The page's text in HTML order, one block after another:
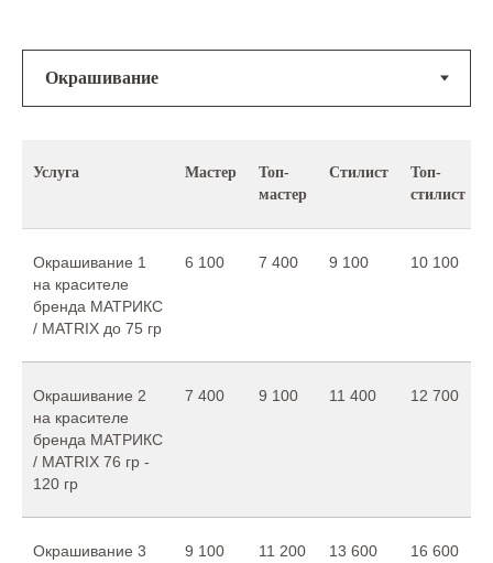
Услуга Мастер
Топ-
мастер
Стилист
Топ-
стилист
Окрашивание 1
на красителе
бренда МАТРИКС
/ MATRIX до 75 гр
6 100 7 400 9 100 10 100
Окрашивание 2
на красителе
бренда МАТРИКС
/ MATRIX 76 гр -
120 гр
7 400 9 100 11 400 12 700
Окрашивание 3
9 100 11 200 13 600 16 600